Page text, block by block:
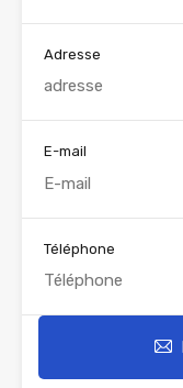
Adresse
E-mail
Téléphone